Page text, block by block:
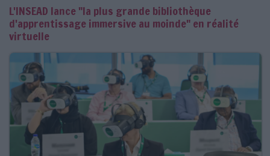
LES NEWSLETTERS
LE MAGAZINE
LES BASES DE DONNÉES
L'ESPACE EMPLOI
L'AGENDA
L'ANNUAIRE DES ACTEURS
LES LIVRES BLANCS
LES SUPPLÉMENTS
L'INSEAD lance "la plus grande bibliothèque
d'apprentissage immersive au moinde" en réalité
virtuelle